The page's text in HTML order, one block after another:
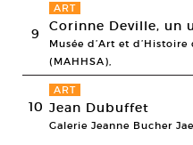
9
ART
Corinne Deville, un
Musée d’Art et
(MAHHSA),
10
ART
Jean Dubuffet
Galerie Jeanne Bucher